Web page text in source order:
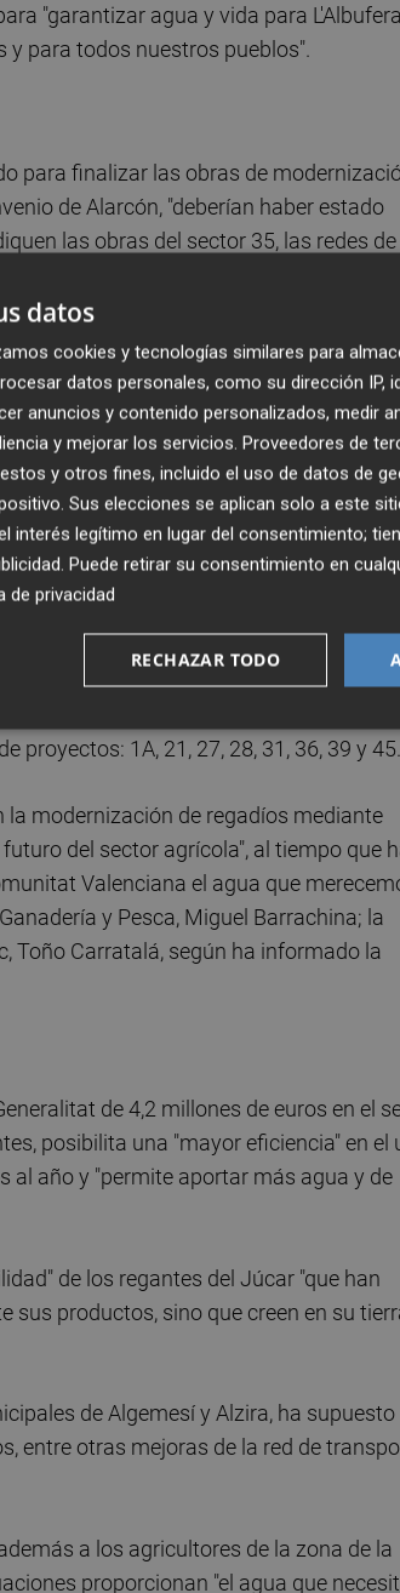
"garantizar agua y vida para
y para todos nuestros pueblos".
para finalizar las obras de
de Alarcón, "deberían haber estado
las obras del sector 35, las redes de
de las redes de transporte de los
de distribución de los ocho últimos
del Júcar y los requerimientos
de los sectores pendientes: hay siete
este ejercicio. En concreto, los
Silla, Albal y Beniparrell; 25, 29 y 41,
los municipios de Alginet, Algemesí y
y 37, 38 y 40, Benifaió,
proyectos: 1A, 21, 27, 28, 31, 36, 39 y 45.
la modernización de regadíos mediante
del sector agrícola", al tiempo que
Valenciana el agua que
y Pesca, Miguel Barrachina; la
Toño Carratalá, según ha informado la
de 4,2 millones de euros en el
posibilita una "mayor eficiencia" en el
al año y "permite aportar más agua y de
de los regantes del Júcar "que han
productos, sino que creen en su
de Algemesí y Alzira, ha supuesto
entre otras mejoras de la red de
a los agricultores de la zona de la
proporcionan "el agua que
datos
cookies y tecnologías similares para
datos personales, como su dirección IP,
anuncios y contenido personalizados, medir
y mejorar los servicios. Proveedores de
y otros fines, incluido el uso de datos de
Sus elecciones se aplican solo a este
interés legítimo en lugar del consentimiento;
. Puede retirar su consentimiento en
de privacidad
RECHAZAR TODO